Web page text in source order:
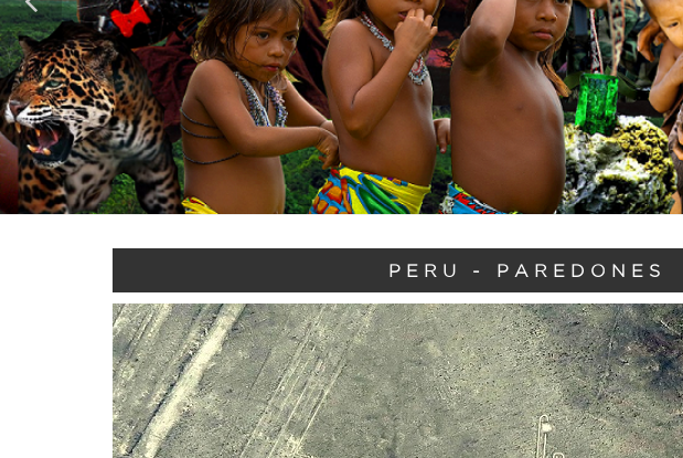
PERU - PAREDONES